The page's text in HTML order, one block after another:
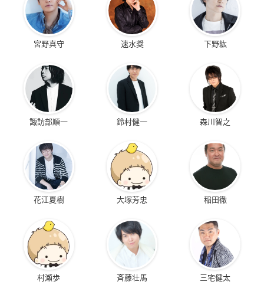
宮野真守 速水奨 下野紘
諏訪部順一 鈴村健一 森川智之
花江夏樹 大塚芳忠 稲田徹
村瀬歩 斉藤壮馬 三宅健太